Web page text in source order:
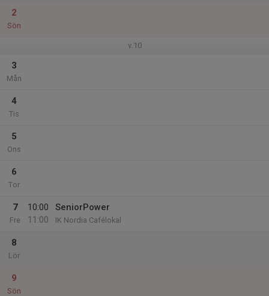
2
Sön
v.10
3
Mån
4
Tis
5
Ons
6
Tor
7
Fre
10:00
11:00
SeniorPower
IK Nordia Cafélokal
8
Lör
9
Sön